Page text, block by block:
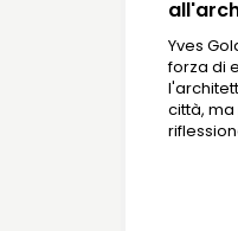
Yves
forza di
città,